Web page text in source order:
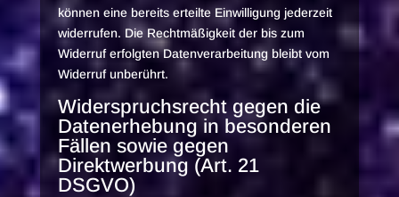
können eine bereits erteilte Einwilligung jederzeit
widerrufen. Die Rechtmäßigkeit der bis zum
Widerruf erfolgten Datenverarbeitung bleibt vom
Widerruf unberührt.
Widerspruchsrecht gegen die
Datenerhebung in besonderen
Fällen sowie gegen
Direktwerbung (Art. 21
DSGVO)